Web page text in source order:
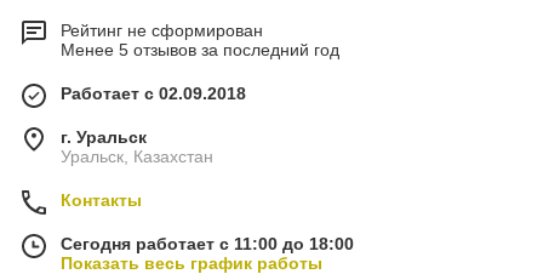
Рейтинг не сформирован
Менее 5 отзывов за последний год
Работает с 02.09.2018
г. Уральск
Уральск, Казахстан
Контакты
Сегодня работает с 11:00 до 18:00
Показать весь график работы